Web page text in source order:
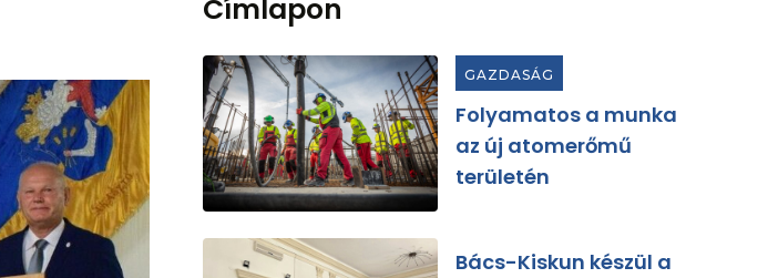
Címlapon
GAZDASÁG
Folyamatos a munka
az új atomerőmű
területén
Bács-Kiskun készül a